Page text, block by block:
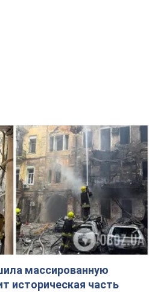
массированную
историческая часть